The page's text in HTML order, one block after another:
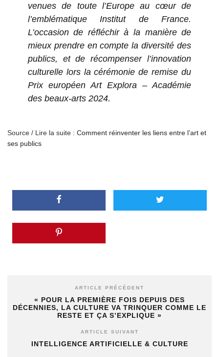
venues de toute l’Europe au cœur de
l’emblématique Institut de France.
L’occasion de réfléchir à la manière de
mieux prendre en compte la diversité des
publics, et de récompenser l’innovation
culturelle lors la cérémonie de remise du
Prix européen Art Explora – Académie
des beaux-arts 2024.
Source / Lire la suite : Comment réinventer les liens entre l’art et
ses publics
ARTICLE PRÉCÉDENT
« POUR LA PREMIÈRE FOIS DEPUIS DES
DÉCENNIES, LA CULTURE VA TRINQUER COMME LE
RESTE ET ÇA S’EXPLIQUE »
ARTICLE SUIVANT
INTELLIGENCE ARTIFICIELLE & CULTURE